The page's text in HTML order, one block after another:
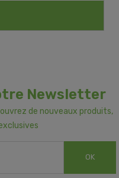
Newsletter
de nouveaux produits,
OK